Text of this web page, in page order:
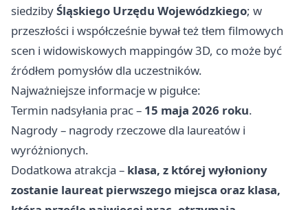
siedzibyŚląskiego Urzędu Wojewódzkiego; w
przeszłości i współcześnie bywał też tłem filmowych
scen i widowiskowych mappingów 3D, co może być
źródłem pomysłów dla uczestników.
Najważniejsze informacje w pigułce:
Termin nadsyłania prac – 15 maja 2026 roku.
Nagrody – nagrody rzeczowe dla laureatów i
wyróżnionych.
Dodatkowa atrakcja – klasa, z której wyłoniony
zostanie laureat pierwszego miejsca oraz klasa,